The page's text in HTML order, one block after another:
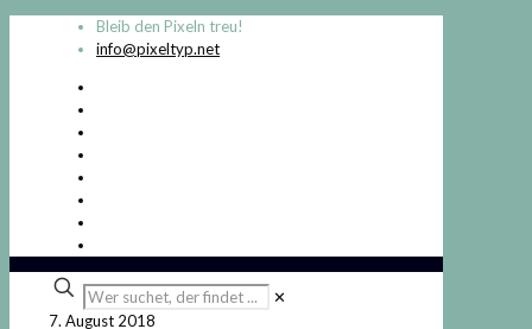
Bleib den Pixeln treu!
info@pixeltyp.net
Wer
suchet,
✕
7. August 2018